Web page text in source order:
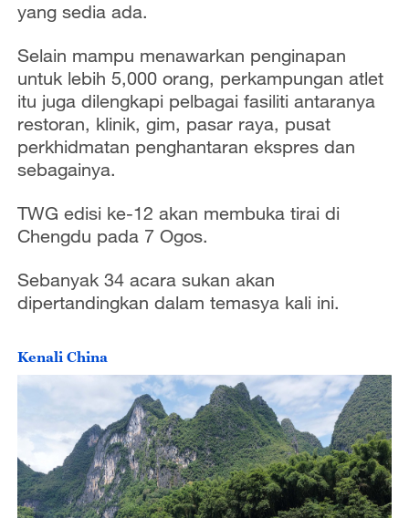
yang sedia ada.
Selain mampu menawarkan penginapan
untuk lebih 5,000 orang, perkampungan atlet
itu juga dilengkapi pelbagai fasiliti antaranya
restoran, klinik, gim, pasar raya, pusat
perkhidmatan penghantaran ekspres dan
sebagainya.
TWG edisi ke-12 akan membuka tirai di
Chengdu pada 7 Ogos.
Sebanyak 34 acara sukan akan
dipertandingkan dalam temasya kali ini.
Kenali China